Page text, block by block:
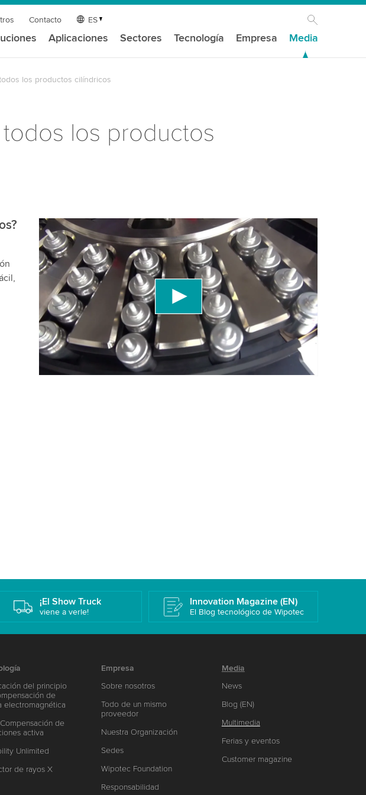
Contacto ES
Aplicaciones Sectores Tecnología Empresa Media
los productos cilíndricos
los productos
¡Necesitamos tu consentimiento para cargar el
servicio de video de YouTube!
Utilizamos un servicio de terceros para incrustar contenido
de video que puede recopilar datos sobre tu actividad. Por
favor, revisa los detalles y acepta el servicio para ver este
video.
Aceptar Más información
¡El Show Truck
viene a verle!
Innovation Magazine (EN)
El Blog tecnológico de Wipotec
del principio
de
electromagnética
de
activa
Unlimited
de rayos X
Empresa
Sobre nosotros
Todo de un mismo
proveedor
Nuestra Organización
Sedes
Wipotec Foundation
Responsabilidad
Media
News
Blog (EN)
Multimedia
Ferias y eventos
Customer magazine